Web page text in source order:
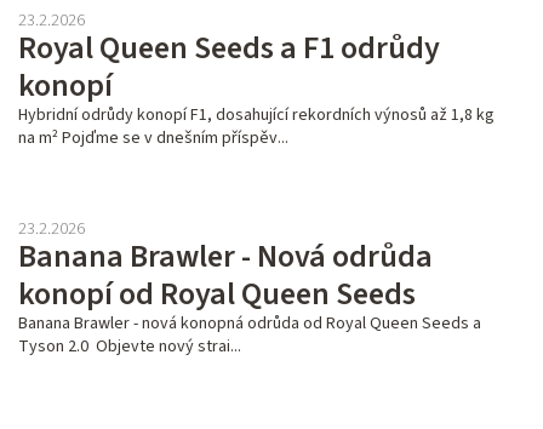
Kratom
l
á
n
k
Royal Queen Seeds a F1 odrůdy
konopí
23.2.2026
Hybridní odrůdy konopí F1, dosahující rekordních výnosů až 1,8 kg
na m² Pojďme se v dnešním příspěv...
Banana Brawler - Nová odrůda
konopí od Royal Queen Seeds
23.2.2026
Banana Brawler - nová konopná odrůda od Royal Queen Seeds a
Tyson 2.0 Objevte nový strai...